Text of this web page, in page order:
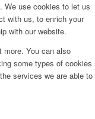
We use cookies to let us
with us, to enrich your
with our website.
more. You can also
some types of cookies
services we are able to